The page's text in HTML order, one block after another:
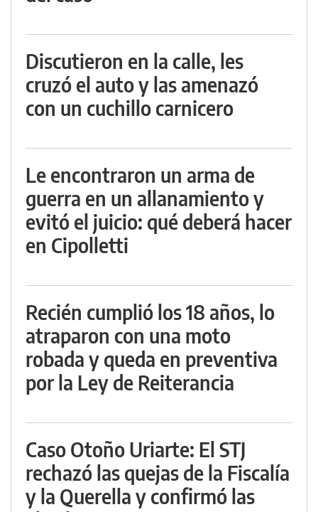
Discutieron en la calle, les
cruzó el auto y las amenazó
con un cuchillo carnicero
Le encontraron un arma de
guerra en un allanamiento y
evitó el juicio: qué deberá hacer
en Cipolletti
Recién cumplió los 18 años, lo
atraparon con una moto
robada y queda en preventiva
por la Ley de Reiterancia
Caso Otoño Uriarte: El STJ
rechazó las quejas de la Fiscalía
y la Querella y confirmó las